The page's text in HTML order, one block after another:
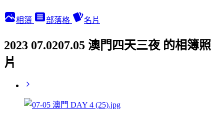
相簿 部落格 名片
2023 07.0207.05 澳門四天三夜 的相簿照
片